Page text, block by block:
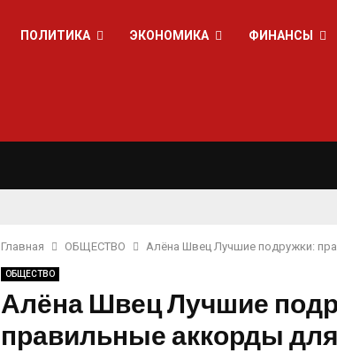
ПОЛИТИКА ЭКОНОМИКА ФИНАНСЫ
Главная ОБЩЕСТВО Алёна Швец Лучшие подружки:
ОБЩЕСТВО
Алёна Швец Лучшие
правильные аккорды